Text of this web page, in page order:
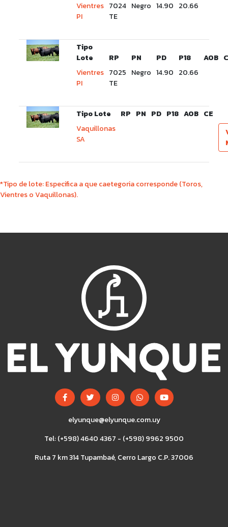
Vientres
PI
7024
TE
Negro 14.90 20.66
Tipo
Lote
RP PN PD P18 AOB
Vientres
PI
7025
TE
Negro 14.90 20.66
Tipo Lote RP PN PD P18 AOB CE
Vaquillonas
SA
*Tipo de lote: Especifica a que caetegoria corresponde (Toros,
Vientres o Vaquillonas).
elyunque@elyunque.com.uy
Tel: (+598) 4640 4367 - (+598) 9962 9500
Ruta 7 km 314 Tupambaé, Cerro Largo C.P. 37006